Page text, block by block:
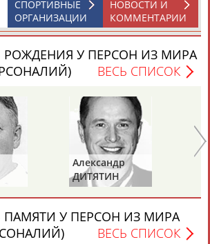
Магомед
Назир
КОНТАКТЫ НАШИ КНОПКИ РЕКЛАМА
НОВОСТИ И
КОММЕНТАРИИ
СПОРТИВНЫЕ
ОРГАНИЗАЦИИ
РОЖДЕНИЯ У ПЕРСОН ИЗ МИРА
ВЕСЬ СПИСОК
Александр
ДИТЯТИН
ПАМЯТИ У ПЕРСОН ИЗ МИРА
ВЕСЬ СПИСОК